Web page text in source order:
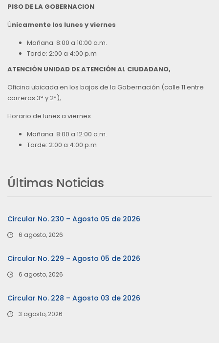
PISO DE LA GOBERNACION
Únicamente los lunes y viernes
Mañana: 8:00 a 10:00 a.m.
Tarde: 2:00 a 4:00 p.m
ATENCIÓN UNIDAD DE ATENCIÓN AL CIUDADANO,
Oficina ubicada en los bajos de la Gobernación (calle 11 entre
carreras 3ª y 2ª),
Horario de lunes a viernes
Mañana: 8:00 a 12:00 a.m.
Tarde: 2:00 a 4:00 p.m
Últimas Noticias
Circular No. 230 – Agosto 05 de 2026
6 agosto, 2026
Circular No. 229 – Agosto 05 de 2026
6 agosto, 2026
Circular No. 228 – Agosto 03 de 2026
3 agosto, 2026